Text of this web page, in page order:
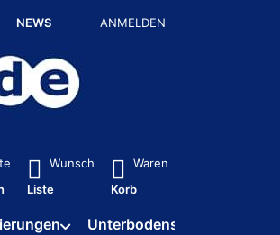
NEWS ANMELDEN
Drücken Sie die Eingabetaste, um alle
Wunsch
Liste
Waren
Korb
Unterbodenschutz / HV